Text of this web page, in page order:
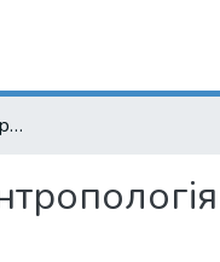
Вступ-присвята [до збірника "Історична антропологія та біоархеологія України"]